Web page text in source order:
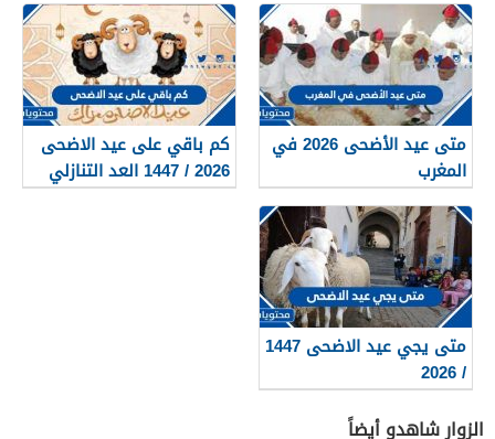
عمان
متى عيد الأضحى 2026 في
المغرب
كم باقي على عيد الاضحى
2026 / 1447 العد التنازلي
لعيد الأضحى
متى يجي عيد الاضحى 1447
/ 2026
الزوار شاهدو أيضاً